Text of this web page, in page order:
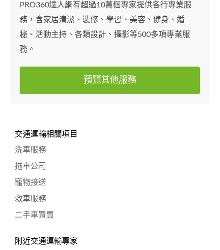
PRO360達人網有超過10萬個專家提供各行專業服
務，含家居清潔、裝修、學習、美容、健身、婚
秘、活動主持、各類設計、攝影等500多項專業服
務。
預覽其他服務
交通運輸相關項目
洗車服務
拖車公司
寵物接送
救車服務
二手車買賣
附近交通運輸專家